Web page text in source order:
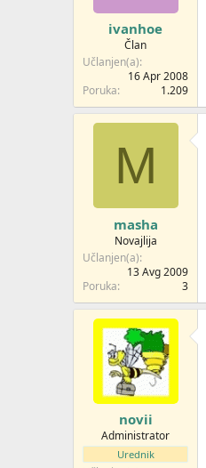
ivanhoe
Član
Učlanjen(a)
16 Apr 2008
Poruka
1.209
M
masha
Novajlija
Učlanjen(a)
13 Avg 2009
Poruka
3
novii
Administrator
Urednik